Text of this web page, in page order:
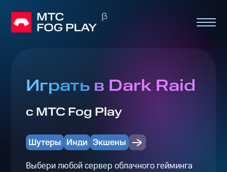
Играть в Dark Raid
с МТС Fog Play
Шутеры Инди Экшены
Выбери любой сервер облачного гейминга